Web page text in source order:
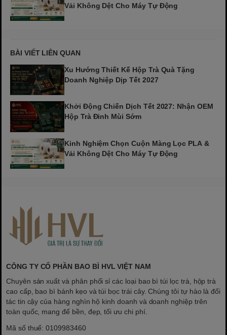
Vải Không Dệt Cho Máy Tự Động
BÀI VIẾT LIÊN QUAN
Xu Hướng Thiết Kế Hộp Trà Quà Tặng
Doanh Nghiệp Dịp Tết 2027
Khởi Động Chiến Dịch Tết 2027: Nhận OEM
Hộp Trà Đinh Mùi Sớm
Kinh Nghiệm Chọn Cuộn Màng Lọc PLA &
Vải Không Dệt Cho Máy Tự Động
CÔNG TY CỔ PHẦN BAO BÌ HVL VIỆT NAM
Chuyên sản xuất và phân phối sỉ các loại bao bì túi lọc trà, hộp trà
cao cấp, bao bì bánh kẹo và túi bọc trái cây. Chúng tôi tự hào là đối
tác tin cậy của hàng nghìn hộ kinh doanh và doanh nghiệp trên
toàn quốc, mang đế bền, đẹp, tối ưu chi phí.
Mã số thuế: 0109983460